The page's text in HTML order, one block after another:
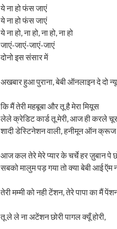
ये ना हो फंस जाएं
ये ना हो फंस जाएं
ये ना हो, ना हो, ना हो, ना हो
जाएं-जाएं-जाएं-जाएं
दोनो इस संसार में
अखबार हुआ पुराना, बेबी ऑनलाइन दे दो
कि मैं तेरी महबूबा और तू है मेरा मियूस
लेले क्रेडिट कार्ड तू मेरी, आज ही करले
शादी डेस्टिनेशन वाली, हनीमून ऑन क्रूज
आज कल तेरे मेरे प्यार के चर्चे हर ज़ुबान पे
सबको मालुम पड़ गया तो क्या बेबी आई ऍम
तेरी मम्मी को नही टेंशन, तेरे पापा का मैं
तू ले ले ना अटेंशन छोरी पागल क्यूँ होरी,